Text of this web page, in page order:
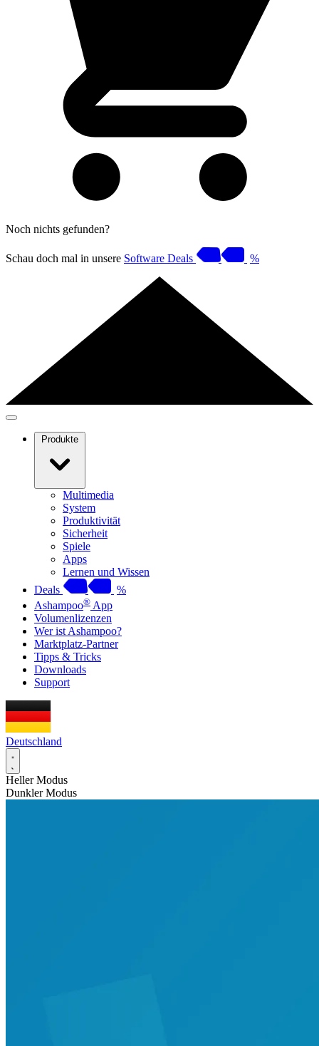
Noch nichts gefunden?
Schau doch mal in unsere Software Deals %
Produkte
Multimedia
System
Produktivität
Sicherheit
Spiele
Apps
Lernen und Wissen
Deals
%
Ashampoo® App
Volumenlizenzen
Wer ist Ashampoo?
Marktplatz-Partner
Tipps & Tricks
Downloads
Support
Deutschland
Heller Modus
Dunkler Modus